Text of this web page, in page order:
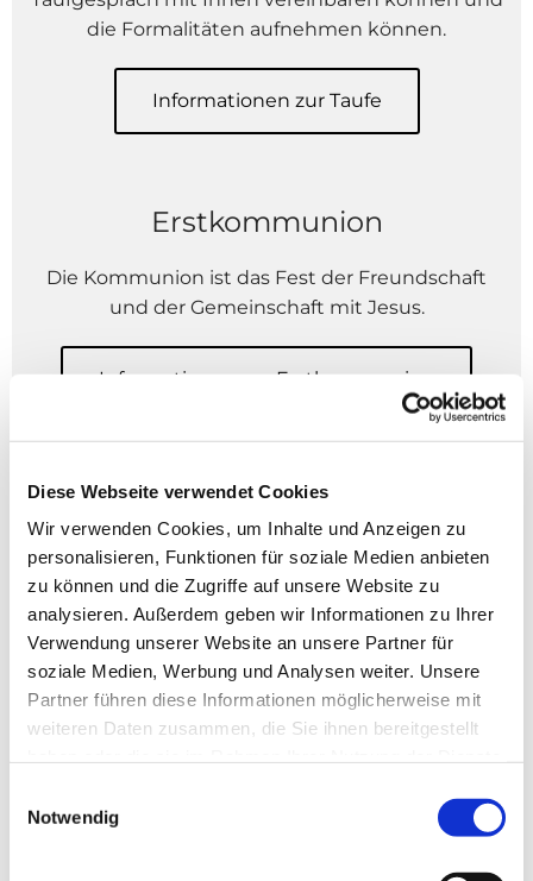
Diese Webseite verwendet Cookies
Wir verwenden Cookies, um Inhalte und Anzeigen zu
personalisieren, Funktionen für soziale Medien anbieten
zu können und die Zugriffe auf unsere Website zu
analysieren. Außerdem geben wir Informationen zu Ihrer
Verwendung unserer Website an unsere Partner für
soziale Medien, Werbung und Analysen weiter. Unsere
Partner führen diese Informationen möglicherweise mit
weiteren Daten zusammen, die Sie ihnen bereitgestellt
Notwendig
die Formalitäten aufnehmen können.
Informationen zur Taufe
Erstkommunion
Die Kommunion ist das Fest der Freundschaft
und der Gemeinschaft mit Jesus.
Informationen zur Erstkommunion
Firmung
Den Glauben stärken.
Wer von Gott mit dem Heiligen Geist beschenkt
wird, der ist gerufen, in die Fußstapfen von Jesus
zu treten und sein Werk hier auf Erden
weiterzuführen.